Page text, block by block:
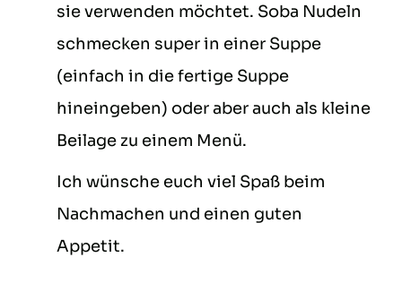
sie verwenden möchtet. Soba Nudeln
schmecken super in einer Suppe
(einfach in die fertige Suppe
hineingeben) oder aber auch als kleine
Beilage zu einem Menü.
Ich wünsche euch viel Spaß beim
Nachmachen und einen guten
Appetit.